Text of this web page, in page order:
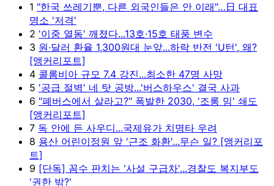
1 "한국 쓰레기뿐, 다른 외국인들은 안 이래"…日 대표
명소 '저격'
2 '이중 열돔' 깨졌다...13호·15호 태풍 변수
3 원·달러 환율 1,300원대 눈앞...하락 반전 'U턴', 왜?
[앵커리포트]
4 콜롬비아 규모 7.4 강진...최소한 47명 사망
5 '공급 절벽' 네 탓 공방...'버스하우스' 결국 사과
6 "폐버스에서 살라고?" 폭발한 2030, '조롱 밈' 쇄도
[앵커리포트]
7 독 안에 든 사우디...국제유가 치명타 우려
8 용산 어린이정원 앞 '근조 화환'...무슨 일? [앵커리포
트]
9 [단독] 꼼수 판치는 '사설 구급차'...경찰도 복지부도
'권한 밖?'